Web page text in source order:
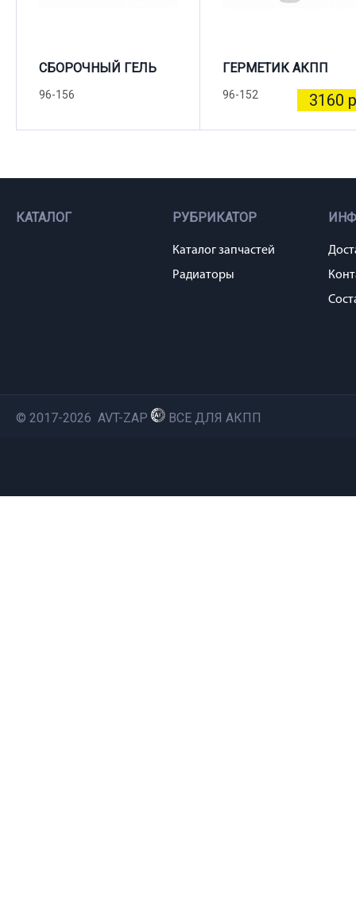
СБОРОЧНЫЙ ГЕЛЬ
96-156
ГЕРМЕТИК АКПП
96-152 3160
КАТАЛОГ РУБРИКАТОР
Каталог запчастей
Радиаторы
© 2017-2026 AVT-ZAP ВСЕ ДЛЯ АКПП